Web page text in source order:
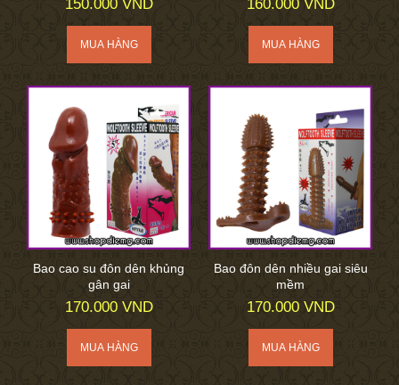
150.000 VND 160.000 VND
Bao cao su đôn dên khủng
gân gai
170.000 VND
Bao đôn dên nhiều gai siêu
mềm
170.000 VND